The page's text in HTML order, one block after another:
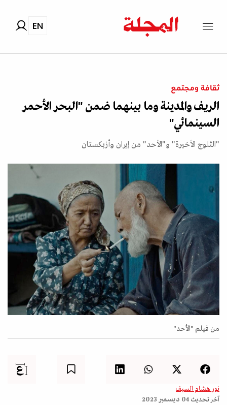
EN
ثقافة ومجتمع
الريف والمدينة وما بينهما ضمن "البحر الأحمر
السينمائي"
"الثلوج الأخيرة" و"الأحد" من إيران وأزبكستان
من فيلم "الأحد"
نور هشام السيف
آخر تحديث 04 ديسمبر 2023